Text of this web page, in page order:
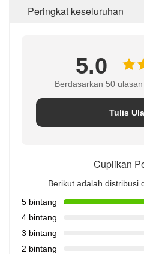
Peringkat keseluruhan
5.0
Berdasarkan 50
Tulis
Cuplikan
Berikut adalah distribusi
5 bintang
4 bintang
3 bintang
2 bintang